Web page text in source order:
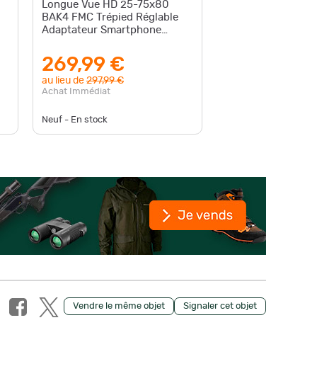
Longue Vue HD 25-75x80
BAK4 FMC Trépied Réglable
Adaptateur Smartphone
269,99 €
au lieu de 297,99 €
Achat Immédiat
Neuf - En stock
Vendre le même objet Signaler cet objet